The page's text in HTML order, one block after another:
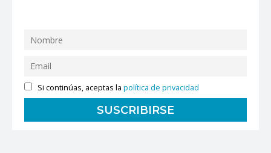
Si continúas, aceptas lapolítica de privacidad